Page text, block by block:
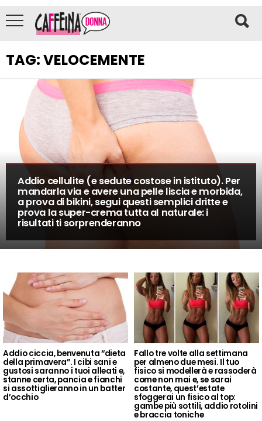
TAG:VELOCEMENTE
Addio cellulite (e sedute costose in istituto). Per
mandarla via e avere una pelle liscia e morbida,
a prova di bikini, segui questi semplici dritte e
prova la super-crema tutta al naturale: i
risultati ti sorprenderanno
Addio ciccia, benvenuta “dieta
della primavera”. I cibi sani e
gustosi saranno i tuoi alleati e,
stanne certa, pancia e fianchi
si assottiglieranno in un batter
d’occhio
Fallo tre volte alla settimana
per almeno due mesi. Il tuo
fisico si modellerà e rassoderà
come non mai e, se sarai
costante, quest’estate
sfoggerai un fisico al top:
gambe più sottili, addio rotolini
e braccia toniche